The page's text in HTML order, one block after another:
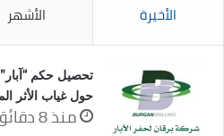
الأخيرة الأشهر
تحصيل حكم
حول غياب الأثر
منذ 8 دقائق